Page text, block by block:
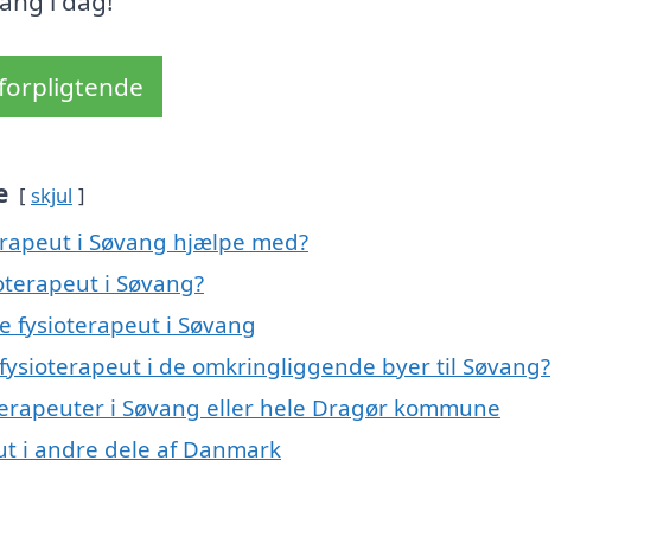
skjul
i Søvang hjælpe med?
i Søvang?
fysioterapeut i Søvang
i de omkringliggende byer til Søvang?
i Søvang eller hele Dragør kommune
i andre dele af Danmark